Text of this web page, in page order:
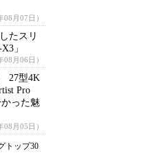
08月07日）
たスリ
」
08月06日）
27型4K
Pro
った魅
08月05日）
トップ30